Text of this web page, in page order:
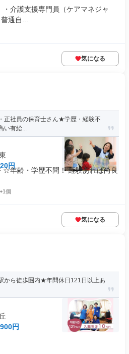
介護支援専門員（ケアマネジャ
通自...
気になる
社員の保育士さん★学歴・経験不
い有給...
円
☆年齢・学歴不問！ 経験あれば尚良
+1個
気になる
から徒歩圏内★年間休日121日以上あ
円